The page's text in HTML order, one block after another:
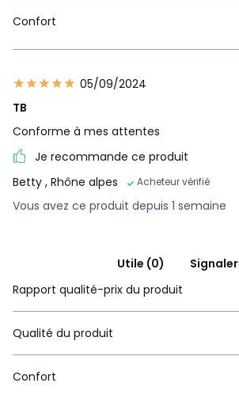
Confort
05/09/2024
TB
Conforme à mes attentes
Je recommande ce produit
Betty , Rhône alpes Acheteur vérifié
Vous avez ce produit depuis 1 semaine
Utile (0)
Signaler
Rapport qualité-prix du produit
Qualité du produit
Confort